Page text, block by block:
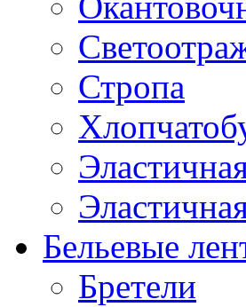
Стропа
Бельевые
Бретели